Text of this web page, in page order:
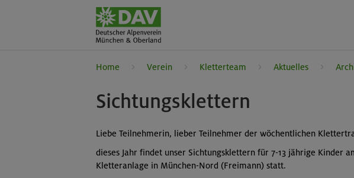
Home Verein Kletterteam Aktuelles
Sichtungsklettern
Liebe Teilnehmerin, lieber Teilnehmer der wöchentlichen
dieses Jahr findet unser Sichtungsklettern für 7-13 jährige Kinder
Kletteranlage in München-Nord (Freimann) statt.